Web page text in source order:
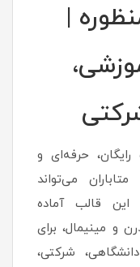
|
حرفه‌ای و
می‌تواند
این قالب آماده
مدرن و مینیمال، برای
شرکتی،